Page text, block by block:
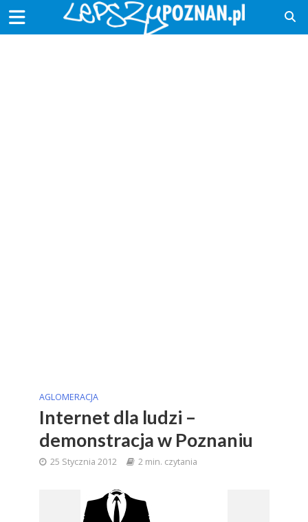
AGLOMERACJA
Internet dla ludzi –
demonstracja w Poznaniu
25 Stycznia 2012 2 min. czytania